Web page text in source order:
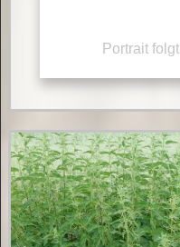
Portrait folgt